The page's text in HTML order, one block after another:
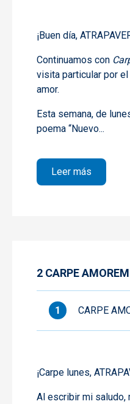
¡Buen día,
Continuamos con
visita particular por
amor.
Esta semana, de
poema “Nuevo...
Leer más
2 CARPE AMOREM
CARPE
¡Carpe lunes,
Al escribir mi saludo,